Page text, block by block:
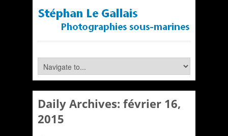
Daily Archives: février 16,
2015